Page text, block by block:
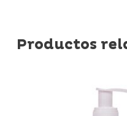
Productos